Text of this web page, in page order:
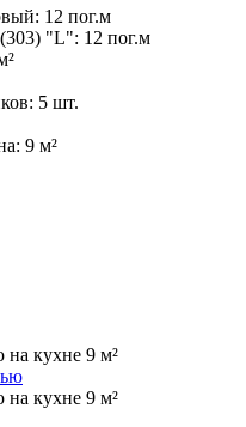
12 пог.м
(303) "L": 12 пог.м
5 шт.
9 м²
на кухне 9 м²
на кухне 9 м²